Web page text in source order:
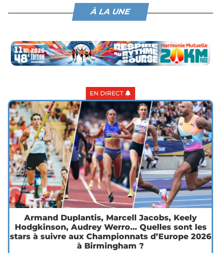
À LA UNE
EN DIRECT
Armand Duplantis, Marcell Jacobs, Keely
Hodgkinson, Audrey Werro… Quelles sont les
stars à suivre aux Championnats d’Europe 2026
à Birmingham ?